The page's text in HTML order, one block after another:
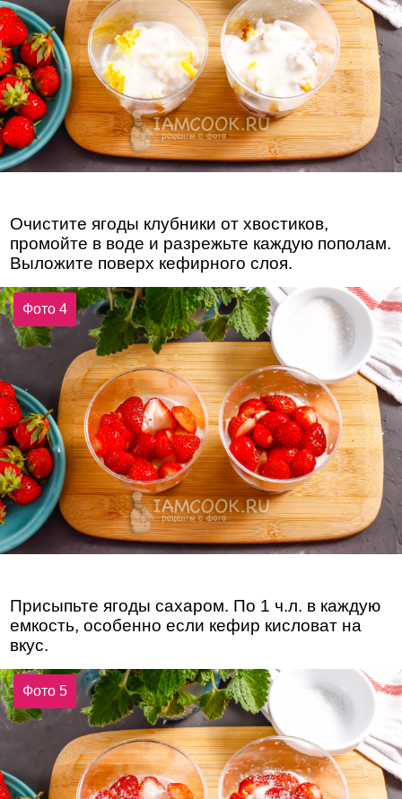
Очистите ягоды клубники от хвостиков,
промойте в воде и разрежьте каждую пополам.
Выложите поверх кефирного слоя.
Фото 4
Присыпьте ягоды сахаром. По 1 ч.л. в каждую
емкость, особенно если кефир кисловат на
вкус.
Фото 5